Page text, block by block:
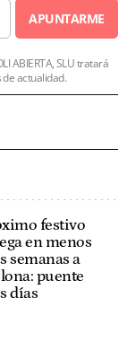
APUNTARME
ABIERTA, SLU tratará
actualidad.
festivo
en menos
semanas a
puente
días